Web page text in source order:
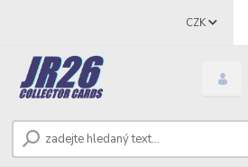
CZK